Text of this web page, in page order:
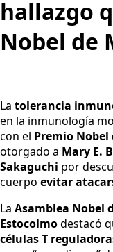
hallazgo
Nobel de
La tolerancia
en la inmunología
con el Premio Nobel
otorgado a Mary E.
Sakaguchi por
cuerpo evitar
La Asamblea Nobel
Estocolmodestacó
células T